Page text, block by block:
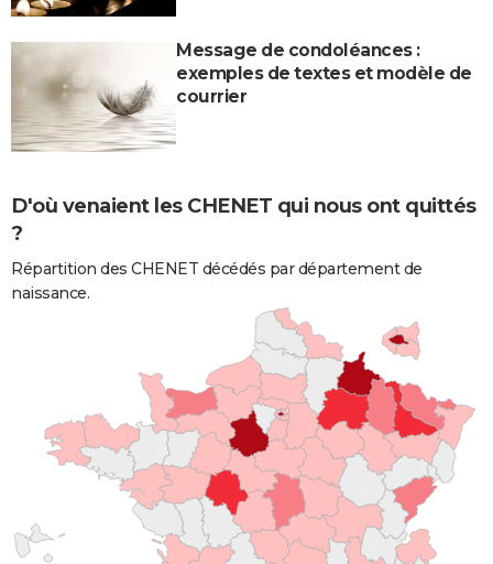
Message de condoléances :
exemples de textes et modèle de
courrier
D'où venaient les CHENET qui nous ont quittés
?
Répartition des CHENET décédés par département de
naissance.